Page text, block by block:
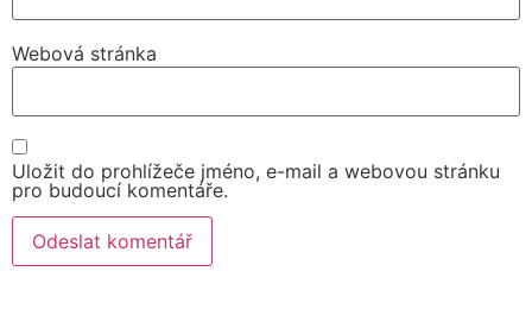
Webová stránka
Uložit do prohlížeče jméno, e-mail a webovou stránku
pro budoucí komentáře.